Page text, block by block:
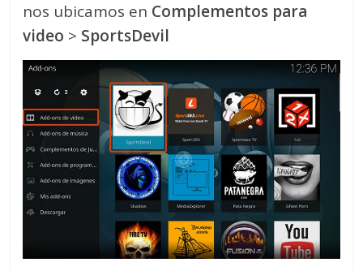
nos ubicamos en Complementos para
video > SportsDevil